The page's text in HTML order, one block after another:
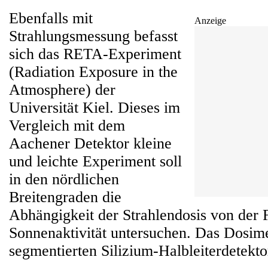
Anzeige
Ebenfalls mit
Strahlungsmessung befasst
sich das RETA-Experiment
(Radiation Exposure in the
Atmosphere) der
Universität Kiel. Dieses im
Vergleich mit dem
Aachener Detektor kleine
und leichte Experiment soll
in den nördlichen
Breitengraden die
Abhängigkeit der Strahlendosis von der
Sonnenaktivität untersuchen. Das
segmentierten Silizium-